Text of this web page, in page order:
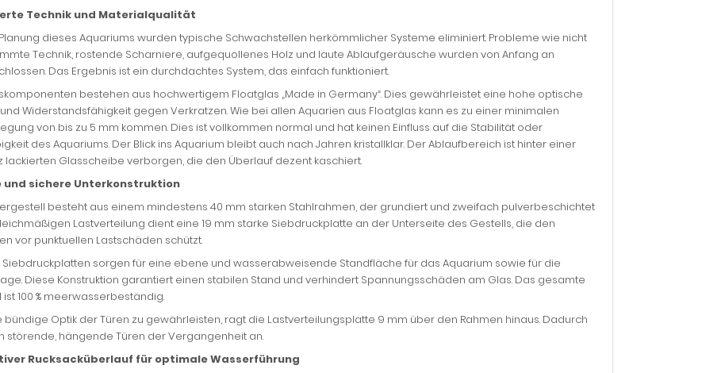
Technik und Materialqualität
dieses Aquariums wurden typische Schwachstellen herkömmlicher Systeme eliminiert. Probleme wie nicht
Technik, rostende Scharniere, aufgequollenes Holz und laute Ablaufgeräusche wurden von Anfang an
Das Ergebnis ist ein durchdachtes System, das einfach funktioniert.
bestehen aus hochwertigem Floatglas „Made in Germany“. Dies gewährleistet eine hohe optische
Widerstandsfähigkeit gegen Verkratzen. Wie bei allen Aquarien aus Floatglas kann es zu einer minimalen
von bis zu 5 mm kommen. Dies ist vollkommen normal und hat keinen Einfluss auf die Stabilität oder
des Aquariums. Der Blick ins Aquarium bleibt auch nach Jahren kristallklar. Der Ablaufbereich ist hinter einer
lackierten Glasscheibe verborgen, die den Überlauf dezent kaschiert.
und sichere Unterkonstruktion
besteht aus einem mindestens 40 mm starken Stahlrahmen, der grundiert und zweifach pulverbeschichtet
Lastverteilung dient eine 19 mm starke Siebdruckplatte an der Unterseite des Gestells, die den
vor punktuellen Lastschäden schützt.
sorgen für eine ebene und wasserabweisende Standfläche für das Aquarium sowie für die
Diese Konstruktion garantiert einen stabilen Stand und verhindert Spannungsschäden am Glas. Das gesamte
100 % meerwasserbeständig.
bündige Optik der Türen zu gewährleisten, ragt die Lastverteilungsplatte 9 mm über den Rahmen hinaus. Dadurch
störende, hängende Türen der Vergangenheit an.
Rucksacküberlauf für optimale Wasserführung